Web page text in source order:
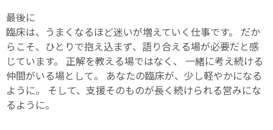
最後に
臨床は、うまくなるほど迷いが増えていく仕事です。 だか
らこそ、ひとりで抱え込まず、語り合える場が必要だと感
じています。 正解を教える場ではなく、 一緒に考え続ける
仲間がいる場として。 あなたの臨床が、少し軽やかになる
ように。 そして、支援そのものが長く続けられる営みにな
るように。